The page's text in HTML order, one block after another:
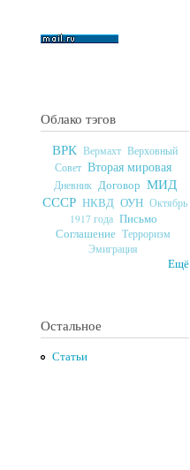
Облако тэгов
ВРК Вермахт Верховный
Совет Вторая мировая
Дневник Договор МИД
СССР НКВД ОУН Октябрь
1917 года Письмо
Соглашение Терроризм
Эмиграция
Ещё
Остальное
Статьи